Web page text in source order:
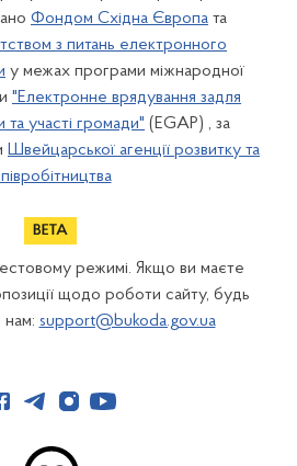
Фондом Східна Європа та
з питань електронного
у межах програми міжнародної
"Електронне врядування задля
та участі громади" (EGAP) , за
Швейцарської агенції розвитку та
режимі. Якщо ви маєте
щодо роботи сайту, будь
нам: support@bukoda.gov.ua